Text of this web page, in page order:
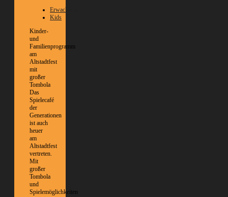
Erwachsene
Kids
Kinder-
und
Familienprogramm
am
Altstadtfest
mit
großer
Tombola
Das
Spielecafé
der
Generationen
ist auch
heuer
am
Altstadtfest
vertreten.
Mit
großer
Tombola
und
Spielemöglichkeiten